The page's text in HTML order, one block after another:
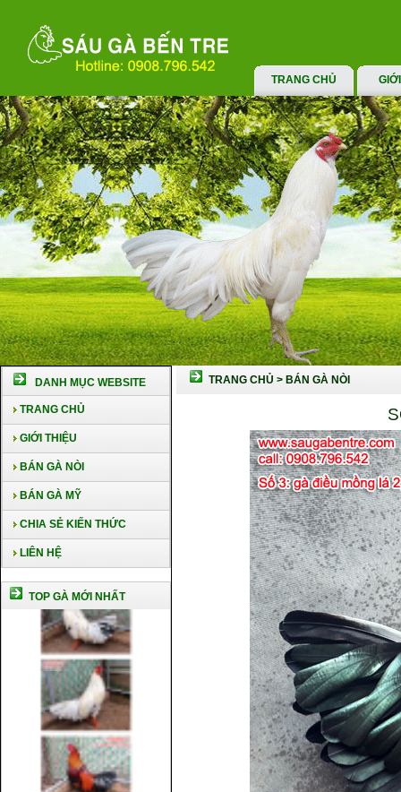
TRANG CHỦ
DANH MỤC WEBSITE
TRANG CHỦ
GIỚI THIỆU
BÁN GÀ NÒI
BÁN GÀ MỸ
CHIA SẺ KIẾN THỨC
LIÊN HỆ
TOP GÀ MỚI NHẤT
TRANG CHỦ > BÁN GÀ NÒI